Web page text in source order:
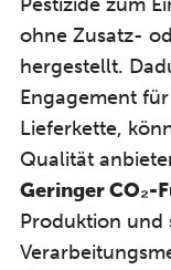
ohne Zusatz-
hergestellt.
Engagement
Lieferkette,
Qualität
Geringer CO₂-
Produktion und